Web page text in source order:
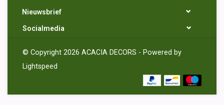
Nieuwsbrief
Socialmedia
© Copyright 2026 ACACIA DECORS - Powered by
Lightspeed